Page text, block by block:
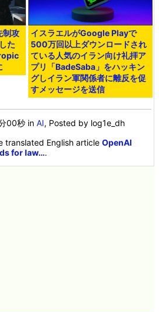
制攻
た
イスラエルがGoogle Playで
500万回以上ダウンロードされ
ている人気のイラン向け礼拝ア
プリ「BadeSaba」をハッキン
グしイラン軍関係者に離反を促
すメッセージを送信
00秒 inAI, Posted by log1e_dh
translated English articleOpenAI
for law….